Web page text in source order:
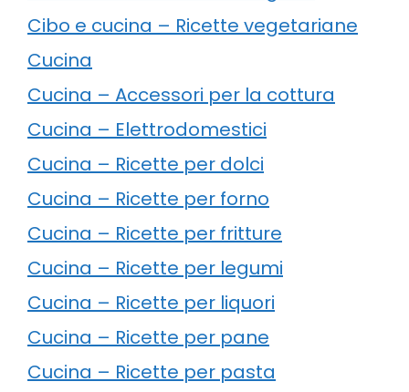
Cibo e cucina – Ricette vegetariane
Cucina
Cucina – Accessori per la cottura
Cucina – Elettrodomestici
Cucina – Ricette per dolci
Cucina – Ricette per forno
Cucina – Ricette per fritture
Cucina – Ricette per legumi
Cucina – Ricette per liquori
Cucina – Ricette per pane
Cucina – Ricette per pasta